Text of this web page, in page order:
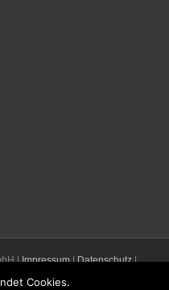
|Impressum|Datenschutz|
Cookies.